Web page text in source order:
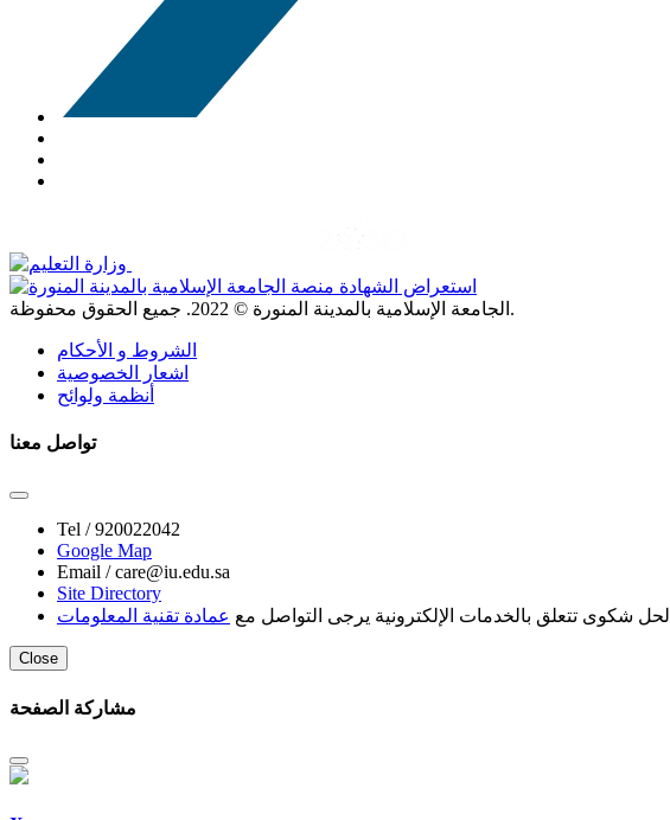
الجامعة الإسلامية بالمدينة المنورة © 2022 . جميع الحقوق محفوظة.
الشروط و الأحكام
اشعار الخصوصية
أنظمة ولوائح
تواصل معنا
Tel /920022042
Google Map
Email /care@iu.edu.sa
Site Directory
لحل شكوى تتعلق بالخدمات الإلكترونية يرجى التواصل مع عمادة تقنية المعلومات
Close
مشاركة الصفحة